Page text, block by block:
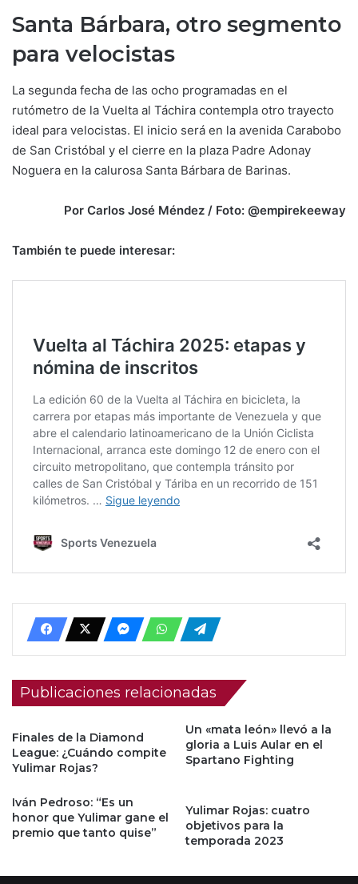
Santa Bárbara, otro segmento
para velocistas
La segunda fecha de las ocho programadas en el
rutómetro de la Vuelta al Táchira contempla otro trayecto
ideal para velocistas. El inicio será en la avenida Carabobo
de San Cristóbal y el cierre en la plaza Padre Adonay
Noguera en la calurosa Santa Bárbara de Barinas.
Por Carlos José Méndez / Foto: @empirekeeway
También te puede interesar:
Publicaciones relacionadas
Finales de la Diamond
League: ¿Cuándo compite
Yulimar Rojas?
Un «mata león» llevó a la
gloria a Luis Aular en el
Spartano Fighting
Iván Pedroso: “Es un
honor que Yulimar gane el
premio que tanto quise”
Yulimar Rojas: cuatro
objetivos para la
temporada 2023